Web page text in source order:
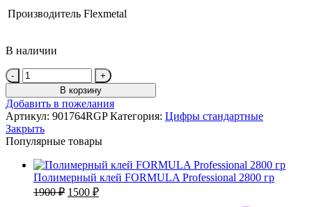
Производитель Flexmetal
В наличии
Количество
товара
Шар
(40''/102
см)
Цифра,
4,
Розовое
Золото,
шт.
В корзину
Добавить в пожелания
Артикул: 901764RGPКатегория: Цифры стандартные
Закрыть
Популярные товары
Полимерный клей FORMULA Professional 2800 гр
1900₽ Первоначальная
1500 ₽Текущая